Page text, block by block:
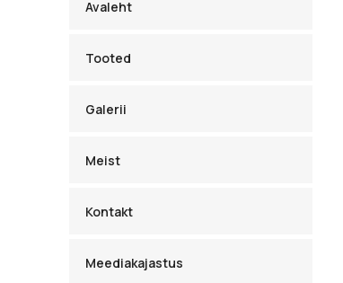
Avaleht
Tooted
Galerii
Meist
Kontakt
Meediakajastus